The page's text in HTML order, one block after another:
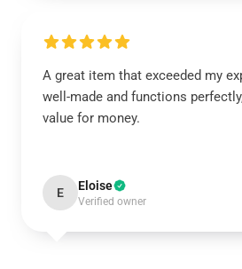
A great item that exceeded my
well-made and functions
value for money.
E Eloise
Verified owner